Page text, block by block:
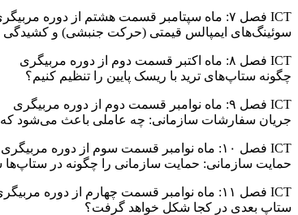
ICT فصل ۷: ماه سپتامبر قسمت هشتم از دوره مربیگری
سوئینگ‌های ایمپالس قیمتی (حرکت جنبشی) و کشیدگی
ICT فصل ۸: ماه اکتبر قسمت دوم از دوره مربیگری
چگونه ستاپ‌های ترید با ریسک پایین را تنظیم کنیم؟
ICT فصل ۹: ماه نوامبر قسمت دوم از دوره مربیگری
جریان سفارشات سازمانی: چه عاملی باعث می‌شود که
ICT فصل ۱۰: ماه نوامبر قسمت سوم از دوره مربیگری
حمایت سازمانی: حمایت سازمانی را چگونه در ستاپ‌ها
ICT فصل ۱۱: ماه نوامبر قسمت چهارم از دوره مربیگری
ستاپ بعدی در کجا شکل خواهد گرفت؟